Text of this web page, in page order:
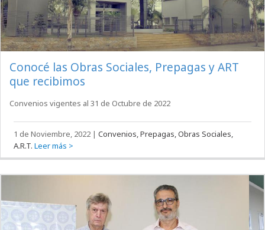
Conocé las Obras Sociales, Prepagas y ART
que recibimos
Convenios vigentes al 31 de Octubre de 2022
1 de Noviembre, 2022 |Convenios, Prepagas, Obras Sociales,
A.R.T. Leer más >